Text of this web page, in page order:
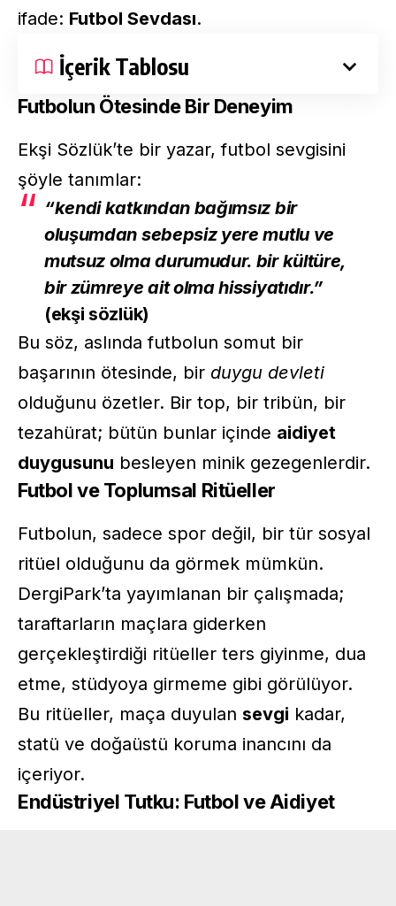
ifade: Futbol Sevdası.
İçerik Tablosu
Futbolun Ötesinde Bir Deneyim
Ekşi Sözlük’te bir yazar, futbol sevgisini
şöyle tanımlar:
“kendi katkından bağımsız bir
oluşumdan sebepsiz yere mutlu ve
mutsuz olma durumudur. bir kültüre,
bir zümreye ait olma hissiyatıdır.”
(ekşi sözlük)
Bu söz, aslında futbolun somut bir
başarının ötesinde, bir duygu devleti
olduğunu özetler. Bir top, bir tribün, bir
tezahürat; bütün bunlar içinde aidiyet
duygusunu besleyen minik gezegenlerdir.
Futbol ve Toplumsal Ritüeller
Futbolun, sadece spor değil, bir tür sosyal
ritüel olduğunu da görmek mümkün.
DergiPark’ta yayımlanan bir çalışmada;
taraftarların maçlara giderken
gerçekleştirdiği ritüeller ters giyinme, dua
etme, stüdyoya girmeme gibi görülüyor.
Bu ritüeller, maça duyulan sevgi kadar,
statü ve doğaüstü koruma inancını da
içeriyor.
Endüstriyel Tutku: Futbol ve Aidiyet